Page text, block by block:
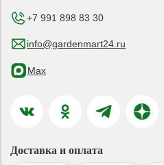
+7 991 898 83 30
info@gardenmart24.ru
Max
Доставка и оплата